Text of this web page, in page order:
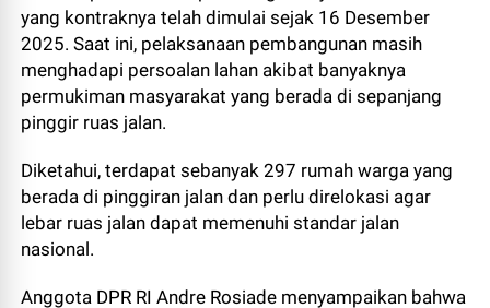
yang kontraknya telah dimulai sejak 16 Desember
2025. Saat ini, pelaksanaan pembangunan masih
menghadapi persoalan lahan akibat banyaknya
permukiman masyarakat yang berada di sepanjang
pinggir ruas jalan.
Diketahui, terdapat sebanyak 297 rumah warga yang
berada di pinggiran jalan dan perlu direlokasi agar
lebar ruas jalan dapat memenuhi standar jalan
nasional.
Anggota DPR RI Andre Rosiade menyampaikan bahwa